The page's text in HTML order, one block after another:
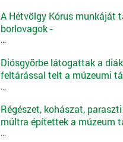
A Hétvölgy Kórus munkáját
borlovagok -
...
Diósgyõrbe látogattak a
feltárással telt a múzeumi
...
Régészet, kohászat,
múltra építettek a múzeum
...